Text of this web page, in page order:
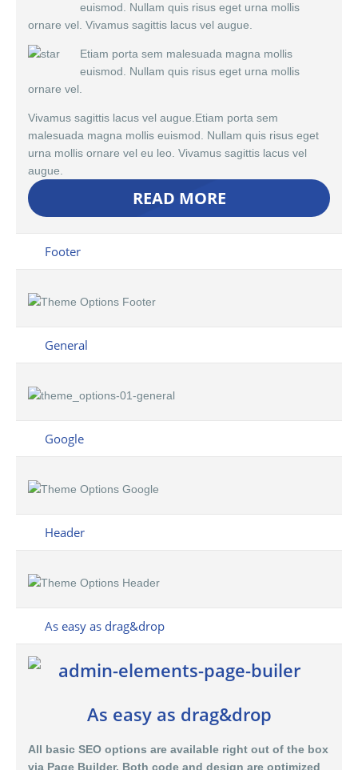
euismod. Nullam quis risus eget urna mollis
ornare vel. Vivamus sagittis lacus vel augue.
Etiam porta sem malesuada magna mollis
euismod. Nullam quis risus eget urna mollis
ornare vel.
Vivamus sagittis lacus vel augue.Etiam porta sem
malesuada magna mollis euismod. Nullam quis risus eget
urna mollis ornare vel eu leo. Vivamus sagittis lacus vel
augue.
READ MORE
Footer
General
Google
Header
As easy as drag&drop
As easy as drag&drop
All basic SEO options are available right out of the box
via Page Builder. Both code and design are optimized